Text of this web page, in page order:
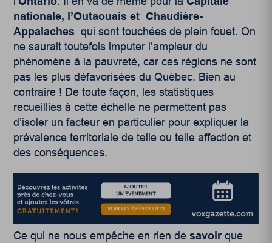
nationale, l’Outaouais et Chaudière-
Appalaches qui sont touchées de plein fouet. On
ne saurait toutefois imputer l’ampleur du
phénomène à la pauvreté, car ces régions ne sont
pas les plus défavorisées du Québec. Bien au
contraire ! De toute façon, les statistiques
recueillies à cette échelle ne permettent pas
d’isoler un facteur en particulier pour expliquer la
prévalence territoriale de telle ou telle affection et
des conséquences.
Ce qui ne nous empêche en rien desavoir que